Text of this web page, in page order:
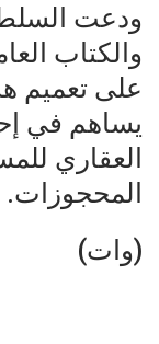
ودعت
والكتاب
على تعميم
يساهم في
العقاري
المحجوزات.
(وات)